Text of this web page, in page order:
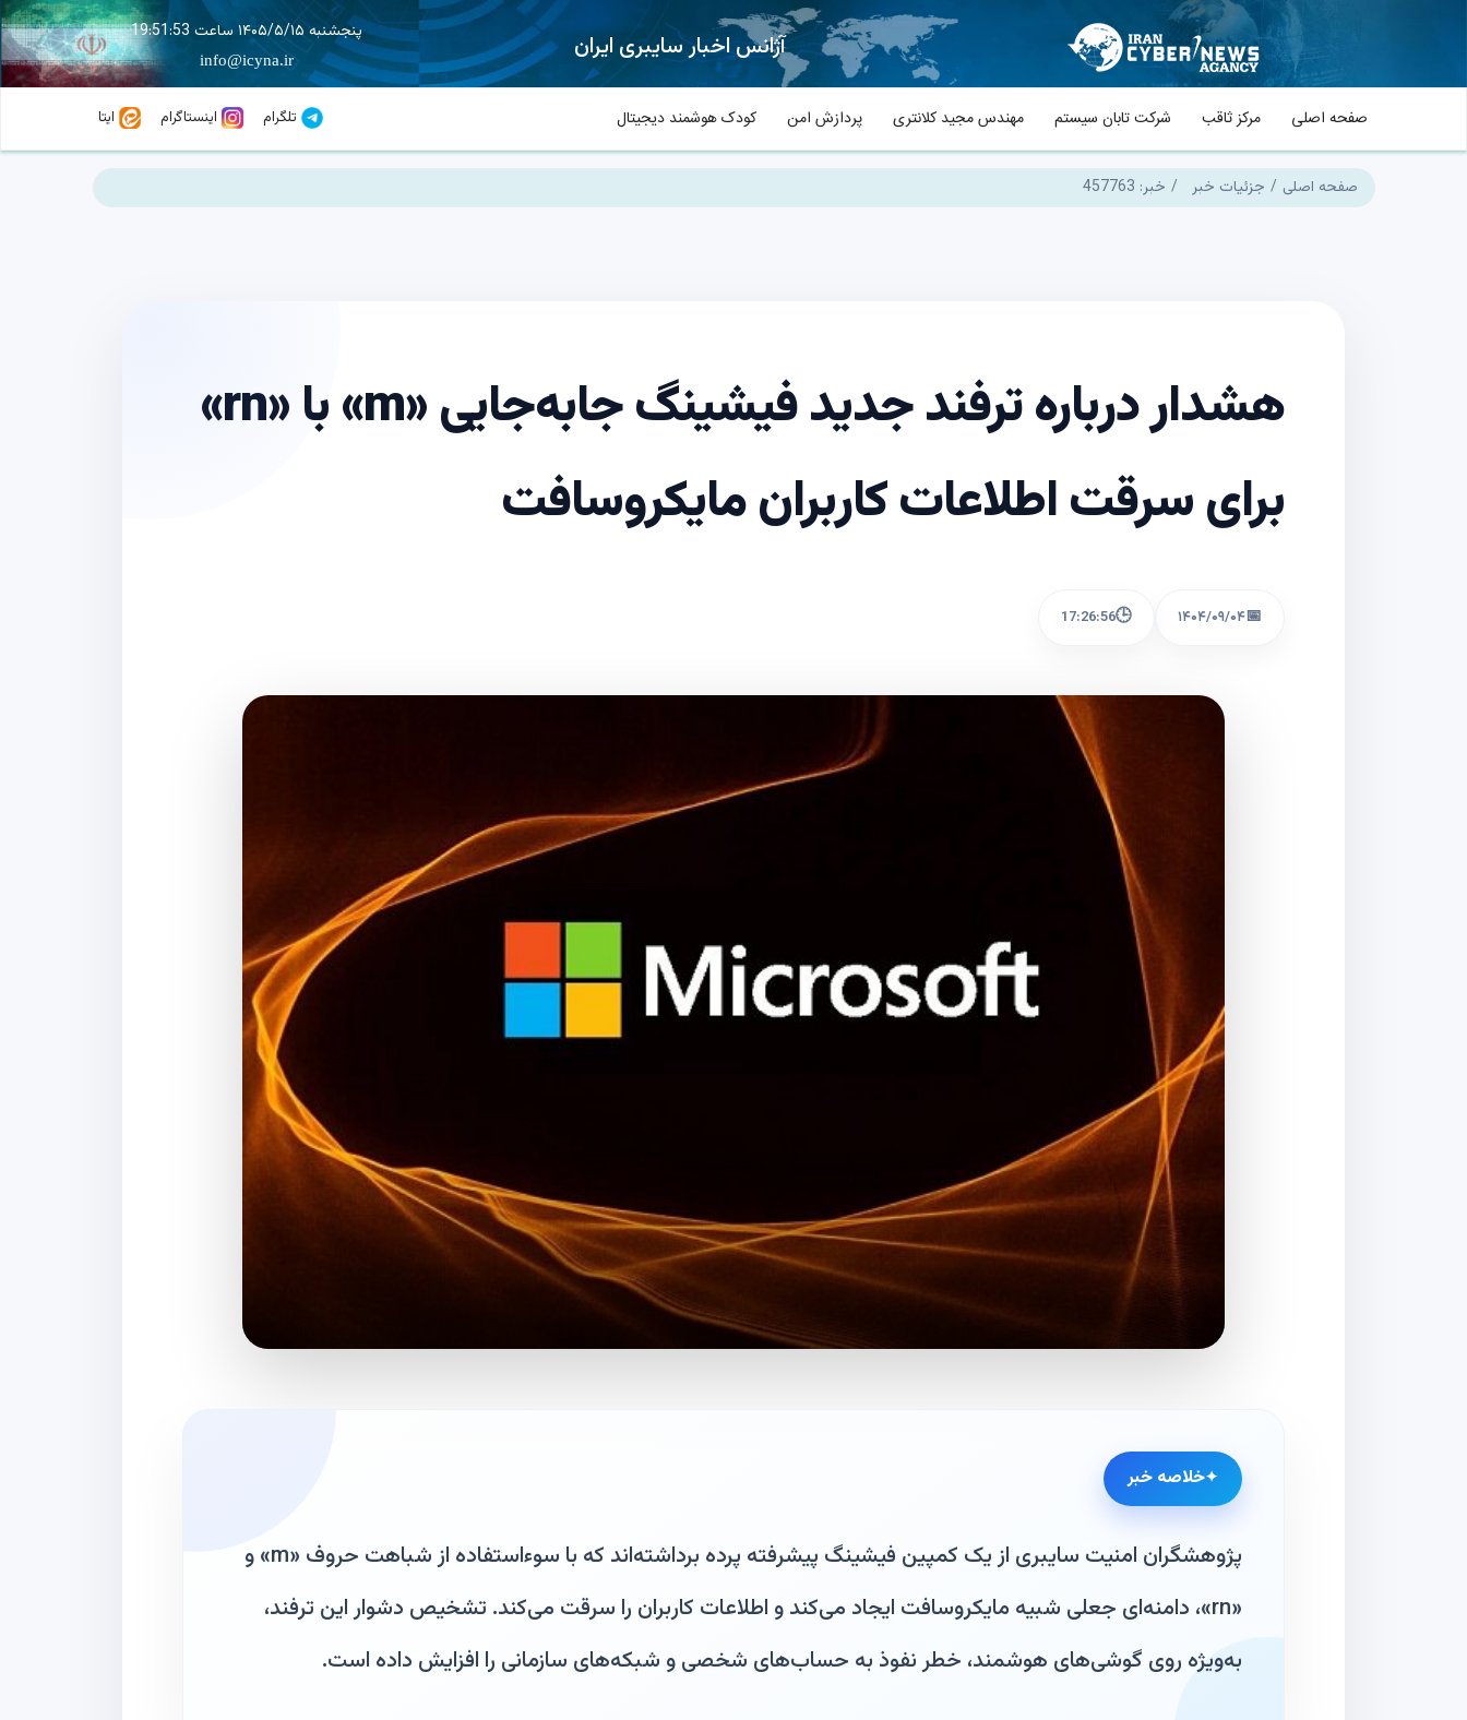
آژانس اخبار سایبری ایران پنجشنبه ۱۴۰۵/۵/۱۵ ساعت 19:51:54
info@icyna.ir
تلگرام اینستاگرام ایتا صفحه اصلی مرکز ثاقب شرکت تابان سیستم مهندس مجید کلانتری پردازش امن کودک هوشمند دیجیتال
صفحه اصلی جزئیات خبر خبر: 457763
هشدار درباره ترفند جدید فیشینگ جابه‌جایی «m» با «rn»
برای سرقت اطلاعات کاربران مایکروسافت
📅۱۴۰۴/۰۹/۰۴ 🕒
17:26:56
خلاصه خبر
پژوهشگران امنیت سایبری از یک کمپین فیشینگ پیشرفته پرده برداشته‌اند که با سوءاستفاده از شباهت حروف «m» و
«rn»، دامنه‌ای جعلی شبیه مایکروسافت ایجاد می‌کند و اطلاعات کاربران را سرقت می‌کند. تشخیص دشوار این ترفند،
به‌ویژه روی گوشی‌های هوشمند، خطر نفوذ به حساب‌های شخصی و شبکه‌های سازمانی را افزایش داده است.